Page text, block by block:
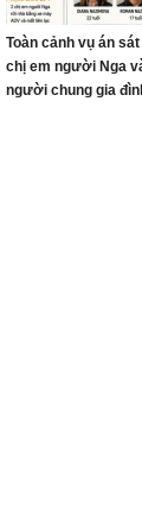
Toàn cảnh vụ án
chị em người Nga
người chung gia